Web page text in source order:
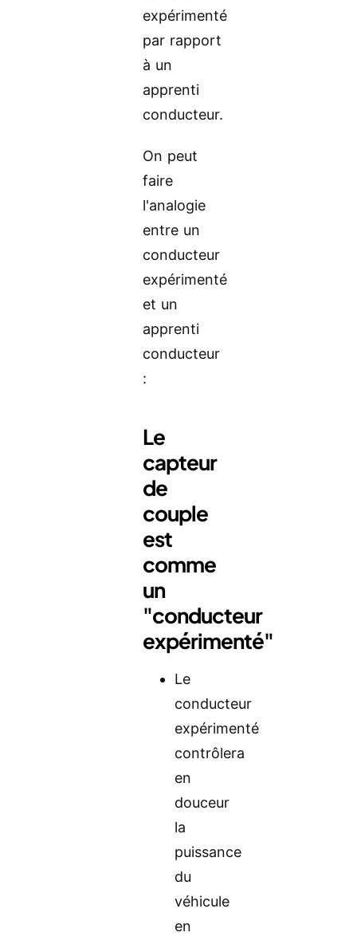
expérimenté
par rapport
à un
apprenti
conducteur.
On peut
faire
l'analogie
entre un
conducteur
expérimenté
et un
apprenti
conducteur
:
Le
capteur
de
couple
est
comme
un
"conducteur
expérimenté"
Le
conducteur
expérimenté
contrôlera
en
douceur
la
puissance
du
véhicule
en